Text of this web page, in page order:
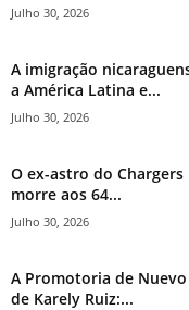
Julho 30, 2026
A imigração
a América Latina e...
Julho 30, 2026
O ex-astro do Chargers
morre aos 64...
Julho 30, 2026
A Promotoria de
de Karely Ruiz:...